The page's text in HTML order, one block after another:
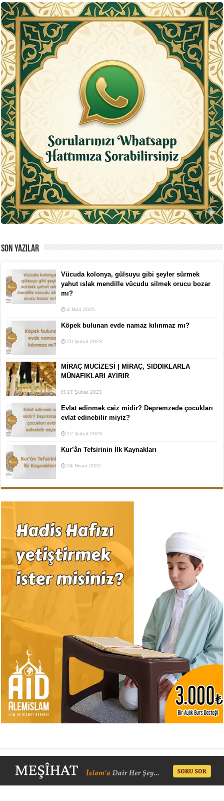
SON YAZILAR
Vücuda kolonya, gülsuyu gibi şeyler sürmek
yahut ıslak mendille vücudu silmek orucu bozar
mı?
4 Mart 2025
Köpek bulunan evde namaz kılınmaz mı?
20 Şubat 2023
MİRAÇ MUCİZESİ | MİRAÇ, SIDDIKLARLA
MÜNAFIKLARI AYIRIR
17 Şubat 2023
Evlat edinmek caiz midir? Depremzede çocukları
evlat edinebilir miyiz?
12 Şubat 2023
Kur’ân Tefsirinin İlk Kaynakları
24 Nisan 2022